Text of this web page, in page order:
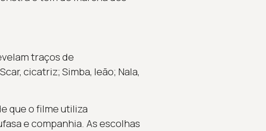
traços de
cicatriz; Simba, leão; Nala,
que o filme utiliza
e companhia. As escolhas